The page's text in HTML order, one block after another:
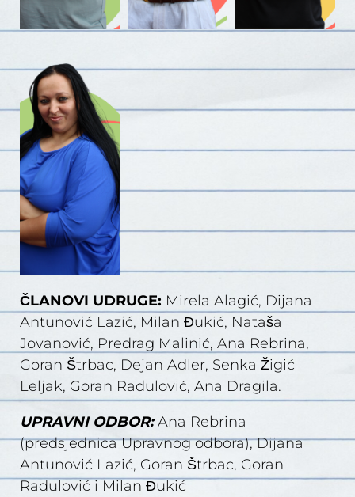
ČLANOVI UDRUGE: Mirela Alagić, Dijana
Antunović Lazić, Milan Đukić, Nataša
Jovanović, Predrag Malinić, Ana Rebrina,
Goran Štrbac, Dejan Adler, Senka Žigić
Leljak, Goran Radulović, Ana Dragila.
UPRAVNI ODBOR:Ana Rebrina
(predsjednica Upravnog odbora), Dijana
Antunović Lazić, Goran Štrbac, Goran
Radulović i Milan Đukić